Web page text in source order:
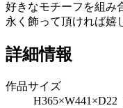
好きなモチーフを組み
永く飾って頂ければ嬉
詳細情報
作品サイズ
H365×W441×D22